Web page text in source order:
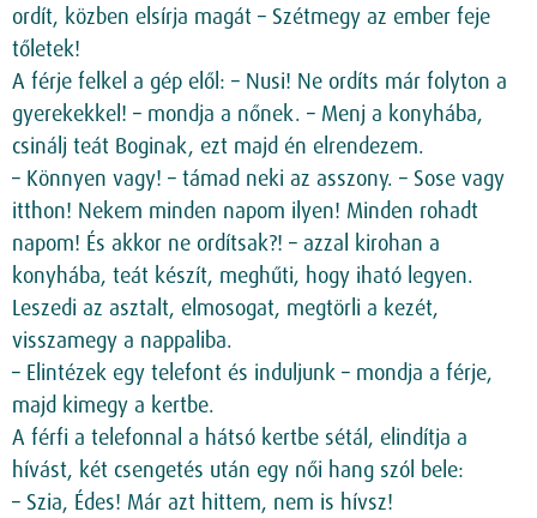
ordít, közben elsírja magát – Szétmegy az ember feje
tőletek!
A férje felkel a gép elől: – Nusi! Ne ordíts már folyton a
gyerekekkel! – mondja a nőnek. – Menj a konyhába,
csinálj teát Boginak, ezt majd én elrendezem.
– Könnyen vagy! – támad neki az asszony. – Sose vagy
itthon! Nekem minden napom ilyen! Minden rohadt
napom! És akkor ne ordítsak?! – azzal kirohan a
konyhába, teát készít, meghűti, hogy iható legyen.
Leszedi az asztalt, elmosogat, megtörli a kezét,
visszamegy a nappaliba.
– Elintézek egy telefont és induljunk – mondja a férje,
majd kimegy a kertbe.
A férfi a telefonnal a hátsó kertbe sétál, elindítja a
hívást, két csengetés után egy női hang szól bele:
– Szia, Édes! Már azt hittem, nem is hívsz!